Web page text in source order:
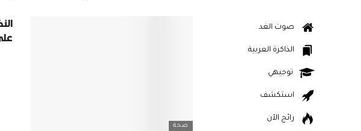
صحة
صوت الغد
الذاكرة العربية
توجيهي
استكشف
رائج الآن